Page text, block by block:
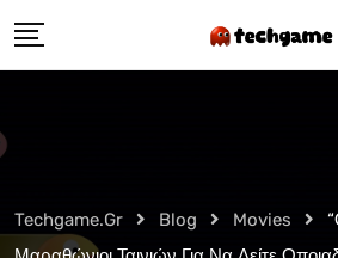
to
Techgame.gr Blog Movies